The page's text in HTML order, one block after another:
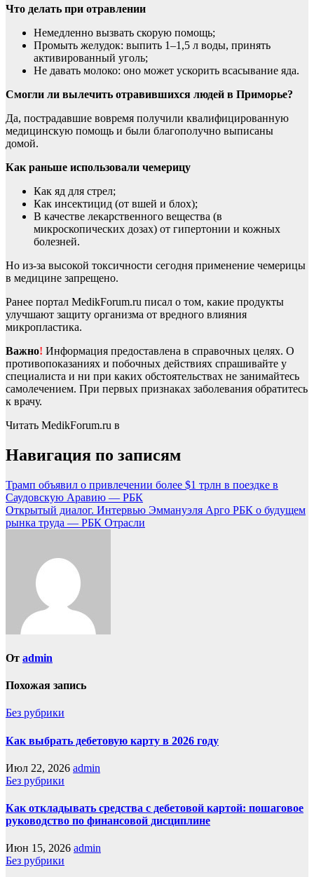
Что делать при отравлении
Немедленно вызвать скорую помощь;
Промыть желудок: выпить 1–1,5 л воды, принять
активированный уголь;
Не давать молоко: оно может ускорить всасывание яда.
Смогли ли вылечить отравившихся людей в Приморье?
Да, пострадавшие вовремя получили квалифицированную
медицинскую помощь и были благополучно выписаны
домой.
Как раньше использовали чемерицу
Как яд для стрел;
Как инсектицид (от вшей и блох);
В качестве лекарственного вещества (в
микроскопических дозах) от гипертонии и кожных
болезней.
Но из-за высокой токсичности сегодня применение чемерицы
в медицине запрещено.
Ранее портал MedikForum.ru писал о том, какие продукты
улучшают защиту организма от вредного влияния
микропластика.
Важно! Информация предоставлена в справочных целях. О
противопоказаниях и побочных действиях спрашивайте у
специалиста и ни при каких обстоятельствах не занимайтесь
самолечением. При первых признаках заболевания обратитесь
к врачу.
Читать MedikForum.ru в
Навигация по записям
Трамп объявил о привлечении более $1 трлн в поездке в
Саудовскую Аравию — РБК
Открытый диалог. Интервью Эммануэля Арго РБК о будущем
рынка труда — РБК Отрасли
От admin
Похожая запись
Без рубрики
Как выбрать дебетовую карту в 2026 году
Июл 22, 2026 admin
Без рубрики
Как откладывать средства с дебетовой картой: пошаговое
руководство по финансовой дисциплине
Июн 15, 2026 admin
Без рубрики